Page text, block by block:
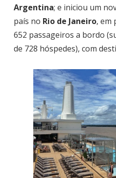
Argentina; e iniciou um
país no Rio de Janeiro, em
652 passageiros a bordo
de 728 hóspedes), com